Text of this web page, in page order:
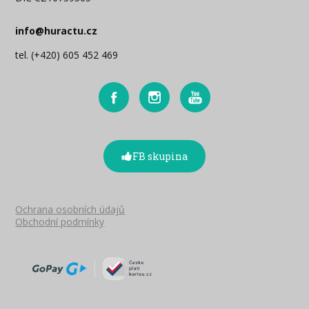
info@huractu.cz
tel. (+420) 605 452 469
FB skupina
Ochrana osobních údajů
Obchodní podmínky